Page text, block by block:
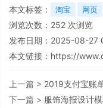
本文标签：
淘宝 网页
浏览次数： 252 次浏览
发布日期：2025-08-27
本文链接： https://
上一篇 > 2019支付宝账
下一篇 > 服饰海报设计